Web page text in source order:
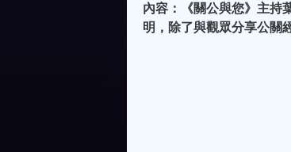
內容：《關公與您》主持
明，除了與觀眾分享公關